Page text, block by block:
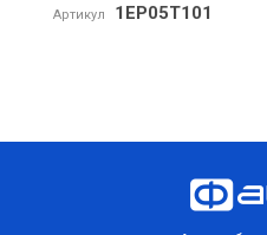
Артикул 1EP05T101